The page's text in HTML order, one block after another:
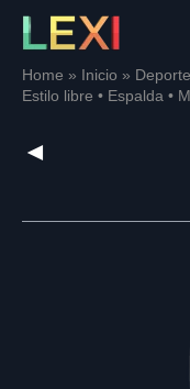
Skip
contentHome Inicio
Estilo libre • Espalda •
◄